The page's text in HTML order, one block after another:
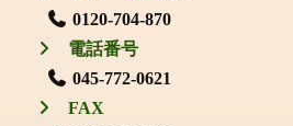
0120-704-870
電話番号
045-772-0621
FAX